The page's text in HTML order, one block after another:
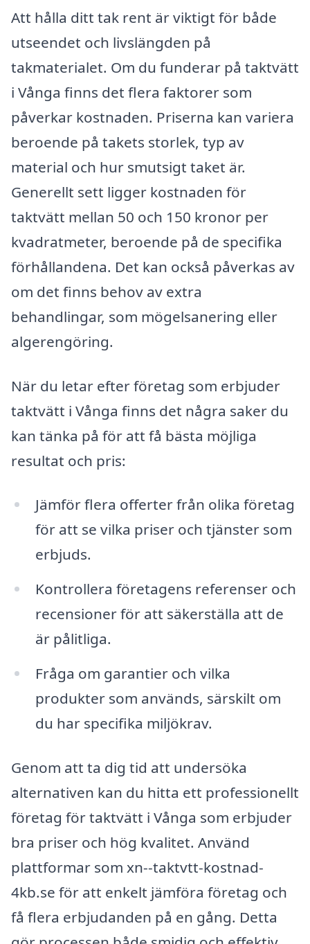
Att hålla ditt tak rent är viktigt för både
utseendet och livslängden på
takmaterialet. Om du funderar på taktvätt
i Vånga finns det flera faktorer som
påverkar kostnaden. Priserna kan variera
beroende på takets storlek, typ av
material och hur smutsigt taket är.
Generellt sett ligger kostnaden för
taktvätt mellan 50 och 150 kronor per
kvadratmeter, beroende på de specifika
förhållandena. Det kan också påverkas av
om det finns behov av extra
behandlingar, som mögelsanering eller
algerengöring.
När du letar efter företag som erbjuder
taktvätt i Vånga finns det några saker du
kan tänka på för att få bästa möjliga
resultat och pris:
Jämför flera offerter från olika företag
för att se vilka priser och tjänster som
erbjuds.
Kontrollera företagens referenser och
recensioner för att säkerställa att de
är pålitliga.
Fråga om garantier och vilka
produkter som används, särskilt om
du har specifika miljökrav.
Genom att ta dig tid att undersöka
alternativen kan du hitta ett professionellt
företag för taktvätt i Vånga som erbjuder
bra priser och hög kvalitet. Använd
plattformar som xn--taktvtt-kostnad-
4kb.se för att enkelt jämföra företag och
få flera erbjudanden på en gång. Detta